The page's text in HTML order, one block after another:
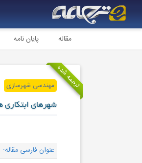
مقاله پایان نامه
ترجمه شدهمهندسی شهرسازی
شهرهای
عنوان فارسی مقاله: